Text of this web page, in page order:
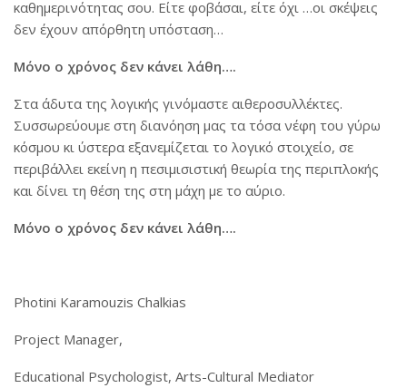
καθημερινότητας σου. Είτε φοβάσαι, είτε όχι …οι σκέψεις
δεν έχουν απόρθητη υπόσταση…
Μόνο ο χρόνος δεν κάνει λάθη….
Στα άδυτα της λογικής γινόμαστε αιθεροσυλλέκτες.
Συσσωρεύουμε στη διανόηση μας τα τόσα νέφη του γύρω
κόσμου κι ύστερα εξανεμίζεται το λογικό στοιχείο, σε
περιβάλλει εκείνη η πεσιμισιστική θεωρία της περιπλοκής
και δίνει τη θέση της στη μάχη με το αύριο.
Μόνο ο χρόνος δεν κάνει λάθη….
Photini Karamouzis Chalkias
Project Manager,
Educational Psychologist, Arts-Cultural Mediator